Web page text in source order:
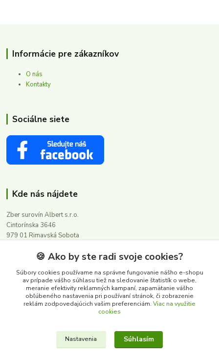
Informácie pre zákazníkov
O nás
Kontakty
Sociálne siete
Kde nás nájdete
Zber surovín Albert s.r.o.
Cintorínska 3646
979 01 Rimavská Sobota
Kontakty
0911 502 504
(Po-Pia, 8-16 hod.)
🍪 Ako by ste radi svoje cookies?
Súbory cookies používame na správne fungovanie nášho e-shopu
av prípade vášho súhlasu tiež na sledovanie štatistík o webe,
meranie efektivity reklamných kampaní, zapamätanie vášho
obľúbeného nastavenia pri používaní stránok, či zobrazenie
reklám zodpovedajúcich vašim preferenciám. Viac na využitie
cookies
Nastavenia Súhlasím